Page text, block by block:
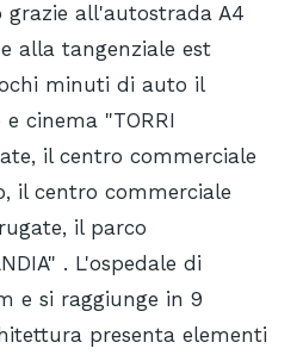
all'autostrada A4
alla tangenziale est
minuti di auto il
cinema "TORRI
il centro commerciale
il centro commerciale
il parco
. L'ospedale di
e si raggiunge in 9
presenta elementi